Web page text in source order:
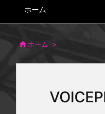
ホーム
ホーム >